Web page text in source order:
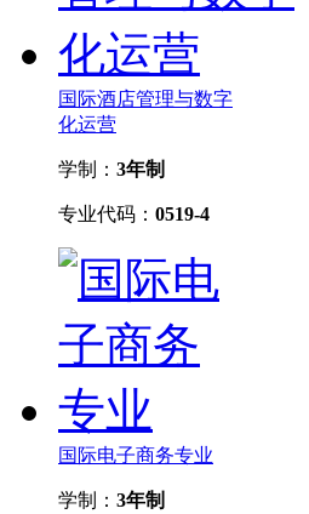
国际酒店管理与数字
化运营
学制： 3年制
专业代码： 0519-4
国际电子商务专业
学制： 3年制